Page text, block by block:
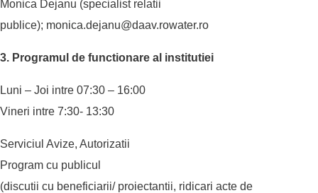
Monica Dejanu (specialist relatii
publice); monica.dejanu@daav.rowater.ro
3. Programul de functionare al institutiei
Luni – Joi intre 07:30 – 16:00
Vineri intre 7:30- 13:30
Serviciul Avize, Autorizatii
Program cu publicul
(discutii cu beneficiarii/ proiectantii, ridicari acte de